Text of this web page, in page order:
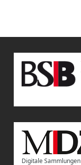
Digitale Sammlungen